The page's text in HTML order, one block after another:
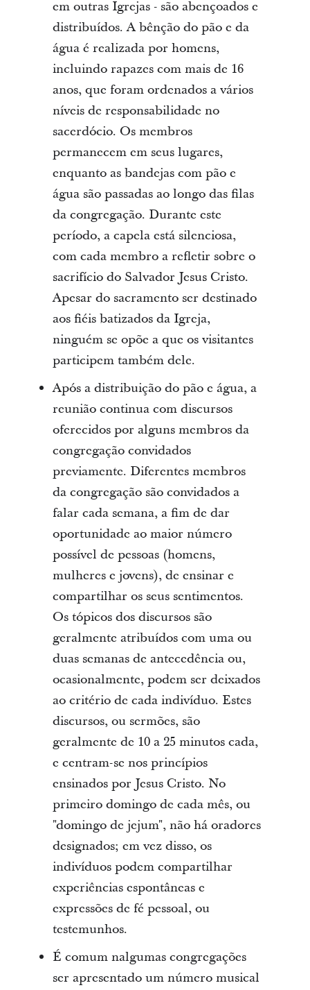
em outras Igrejas - são abençoados e
distribuídos. A bênção do pão e da
água é realizada por homens,
incluindo rapazes com mais de 16
anos, que foram ordenados a vários
níveis de responsabilidade no
sacerdócio. Os membros
permanecem em seus lugares,
enquanto as bandejas com pão e
água são passadas ao longo das filas
da congregação. Durante este
período, a capela está silenciosa,
com cada membro a refletir sobre o
sacrifício do Salvador Jesus Cristo.
Apesar do sacramento ser destinado
aos fiéis batizados da Igreja,
ninguém se opõe a que os visitantes
participem também dele.
Após a distribuição do pão e água, a
reunião continua com discursos
oferecidos por alguns membros da
congregação convidados
previamente. Diferentes membros
da congregação são convidados a
falar cada semana, a fim de dar
oportunidade ao maior número
possível de pessoas (homens,
mulheres e jovens), de ensinar e
compartilhar os seus sentimentos.
Os tópicos dos discursos são
geralmente atribuídos com uma ou
duas semanas de antecedência ou,
ocasionalmente, podem ser deixados
ao critério de cada indivíduo. Estes
discursos, ou sermões, são
geralmente de 10 a 25 minutos cada,
e centram-se nos princípios
ensinados por Jesus Cristo. No
primeiro domingo de cada mês, ou
"domingo de jejum", não há oradores
designados; em vez disso, os
indivíduos podem compartilhar
experiências espontâneas e
expressões de fé pessoal, ou
testemunhos.
É comum nalgumas congregações
ser apresentado um número musical